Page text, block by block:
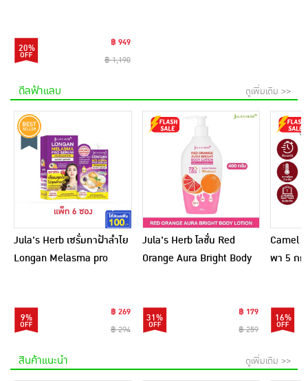
20%
฿ 949
฿ 1,190
ดีลฟ้าแลบ ดูเพิ่มเติม >>
Jula's Herb เซรั่มทาฝ้าลำไย
Longan Melasma pro
9%
฿ 269
฿ 294
Jula's Herb โลชั่น Red
Orange Aura Bright Body
31%
฿ 179
฿ 259
Camel
พา 5 กก
16%
สินค้าแนะนำ ดูเพิ่มเติม >>